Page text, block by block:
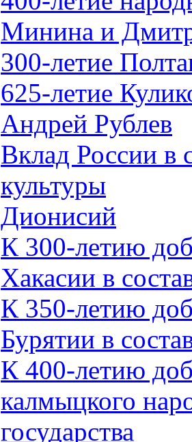
Минина и
300-летие
625-летие
Андрей Рублев
Вклад России в
культуры
Дионисий
К 300-летию
Хакасии в
К 350-летию
Бурятии в
К 400-летию
калмыцкого
государства